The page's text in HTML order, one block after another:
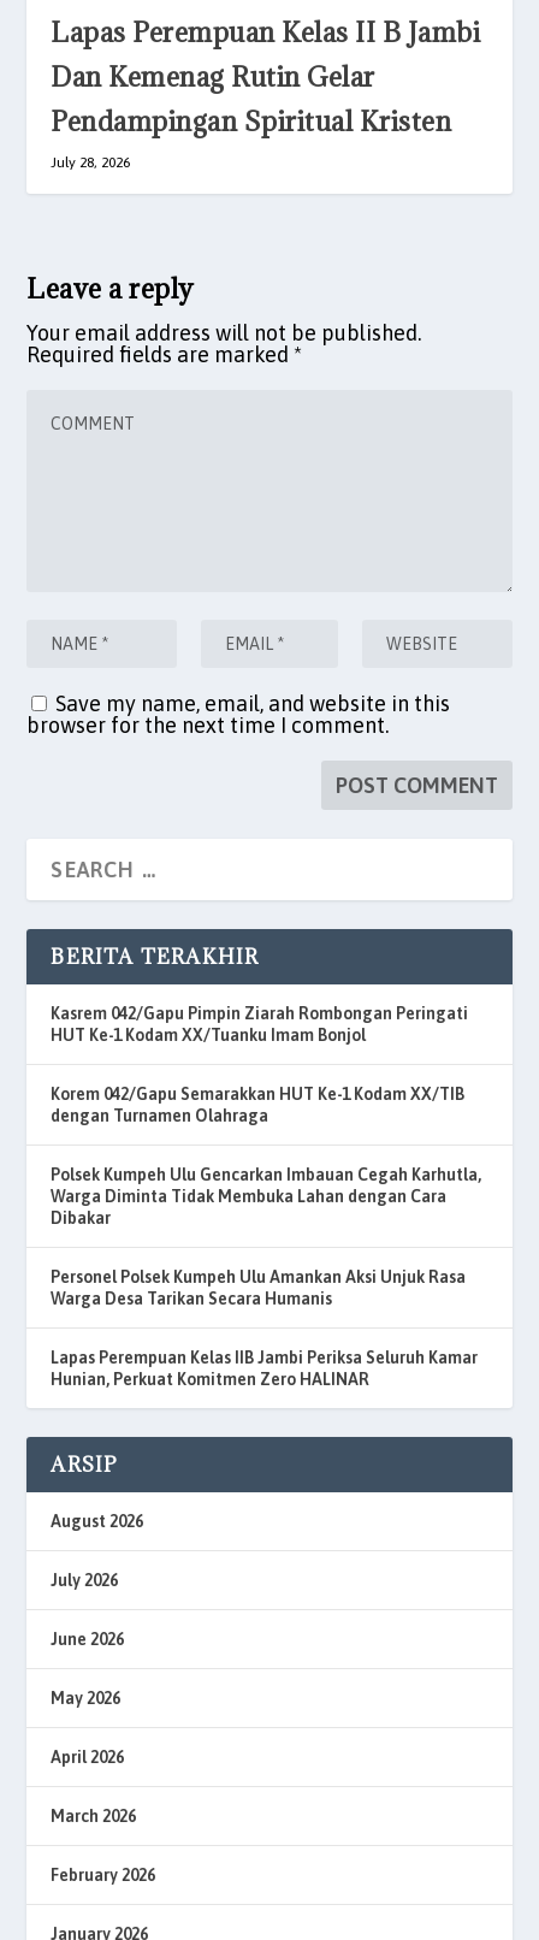
Lapas Perempuan Kelas II B Jambi
Dan Kemenag Rutin Gelar
Pendampingan Spiritual Kristen
July 28, 2026
Leave a reply
Your email address will not be published.
Required fields are marked *
Save my name, email, and website in this
browser for the next time I comment.
BERITA TERAKHIR
Kasrem 042/Gapu Pimpin Ziarah Rombongan Peringati
HUT Ke-1 Kodam XX/Tuanku Imam Bonjol
Korem 042/Gapu Semarakkan HUT Ke-1 Kodam XX/TIB
dengan Turnamen Olahraga
Polsek Kumpeh Ulu Gencarkan Imbauan Cegah Karhutla,
Warga Diminta Tidak Membuka Lahan dengan Cara
Dibakar
Personel Polsek Kumpeh Ulu Amankan Aksi Unjuk Rasa
Warga Desa Tarikan Secara Humanis
Lapas Perempuan Kelas IIB Jambi Periksa Seluruh Kamar
Hunian, Perkuat Komitmen Zero HALINAR
ARSIP
August 2026
July 2026
June 2026
May 2026
April 2026
March 2026
February 2026
January 2026